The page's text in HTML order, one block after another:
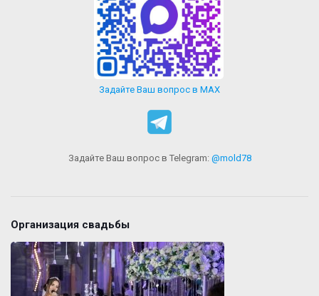
Задайте Ваш вопрос в MAX
Задайте Ваш вопрос в Telegram: @mold78
Организация свадьбы